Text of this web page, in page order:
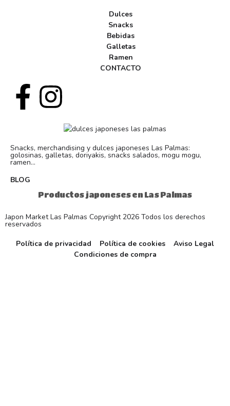
Snacks, merchandising y dulces japoneses Las Palmas:
golosinas, galletas, doriyakis, snacks salados, mogu mogu,
ramen...
BLOG
Productos japoneses en Las Palmas
Dulces
Snacks
Bebidas
Galletas
Ramen
CONTACTO
Japon Market Las Palmas Copyright 2026 Todos los derechos
reservados
Política de privacidad
Política de cookies
Aviso Legal
Condiciones de compra